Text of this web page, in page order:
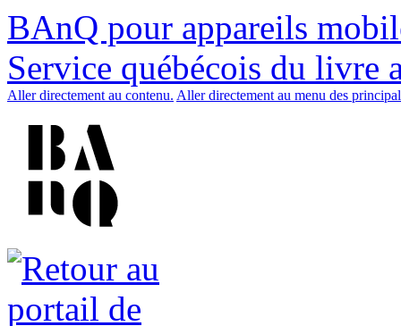
BAnQ pour appareils
Service québécois du livre
Aller directement au contenu. Aller directement au menu des